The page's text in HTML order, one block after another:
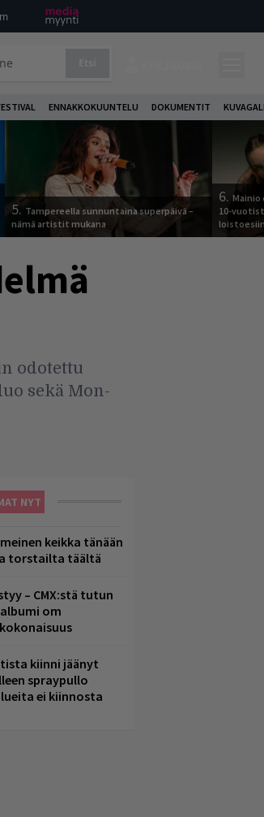
ENNAKKOKUUNTELU DOKUMENTIT
5. Tampereella sunnuntaina superpäivä –
nämä artistit mukana
6.
10-
odotettu
sekä Mon-
NYT
keikka tänään
torstailta täältä
– CMX:stä tutun
om
kiinni jäänyt
spraypullo
ei kiinnosta